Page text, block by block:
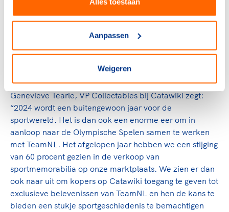
Aanpassen
Weigeren
TeamNL werkt voor de allereerste TeamNL Veiling
marktplaats voor bijzondere objecten. Door samen te
werken met deze gerenommeerde marktplaats kunnen
sportliefhebbers van over de hele wereld meebieden op
Genevieve Tearle, VP Collectables bij Catawiki zegt:
“2024 wordt een buitengewoon jaar voor de
sportwereld. Het is dan ook een enorme eer om in
aanloop naar de Olympische Spelen samen te werken
met TeamNL. Het afgelopen jaar hebben we een stijging
van 60 procent gezien in de verkoop van
sportmemorabilia op onze marktplaats. We zien er dan
ook naar uit om kopers op Catawiki toegang te geven tot
exclusieve belevenissen van TeamNL en hen de kans te
bieden een stukje sportgeschiedenis te bemachtigen